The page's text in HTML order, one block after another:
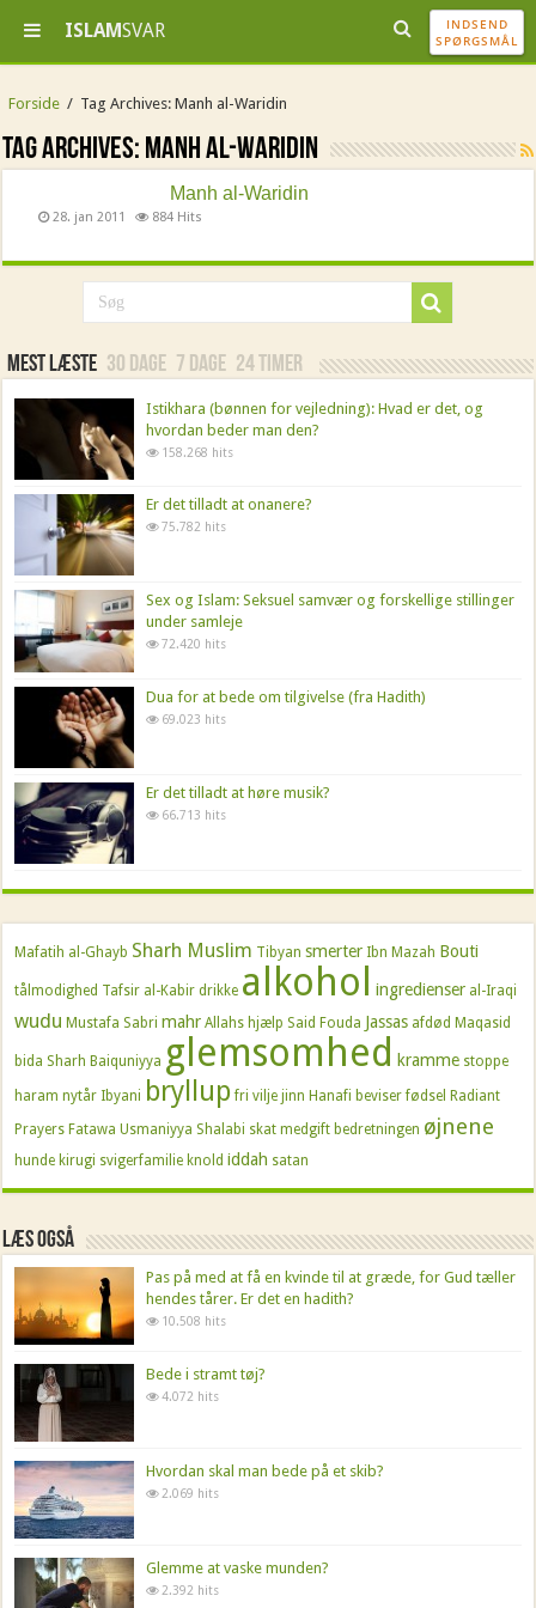
Forside / Tag Archives: Manh al-Waridin
Tag Archives: Manh al-Waridin
Manh al-Waridin
28. jan 2011 884 Hits
Mest læste 30 dage 7 dage 24 timer
Istikhara (bønnen for vejledning): Hvad er det, og
hvordan beder man den?
158.268 hits
Er det tilladt at onanere?
75.782 hits
Sex og Islam: Seksuel samvær og forskellige stillinger
under samleje
72.420 hits
Dua for at bede om tilgivelse (fra Hadith)
69.023 hits
Er det tilladt at høre musik?
66.713 hits
Mafatih al-Ghayb Sharh Muslim Tibyan smerter Ibn Mazah Bouti
tålmodighed Tafsir al-Kabir drikke alkohol ingredienser al-Iraqi
wudu Mustafa Sabri mahr Allahs hjælp Said Fouda Jassas afdød Maqasid
bida Sharh Baiquniyya glemsomhed kramme stoppe
haram nytår Ibyani bryllup fri vilje jinn Hanafi beviser fødsel Radiant
Prayers Fatawa Usmaniyya Shalabi skat medgift bedretningen øjnene
hunde kirugi svigerfamilie knold iddah satan
Læs også
Pas på med at få en kvinde til at græde, for Gud tæller
hendes tårer. Er det en hadith?
10.508 hits
Bede i stramt tøj?
4.072 hits
Hvordan skal man bede på et skib?
2.069 hits
Glemme at vaske munden?
2.392 hits
ISLAMSVAR
INDSEND
SPØRGSMÅL